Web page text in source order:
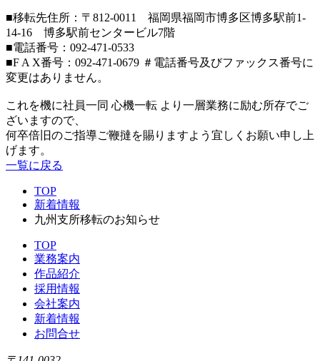
■移転先住所：〒812-0011 福岡県福岡市博多区博多駅前1-
14-16 博多駅前センタービル7階
■電話番号：092-471-0533
■F A X番号：092-471-0679 ＃電話番号及びファックス番号に
変更はありません。
これを機に社員一同 心機一転 より一層業務に励む所存でご
ざいますので、
何卒倍旧のご指導ご鞭撻を賜りますよう宜しくお願い申し上
げます。
一覧に戻る
TOP
新着情報
九州支所移転のお知らせ
TOP
業務案内
作品紹介
採用情報
会社案内
新着情報
お問合せ